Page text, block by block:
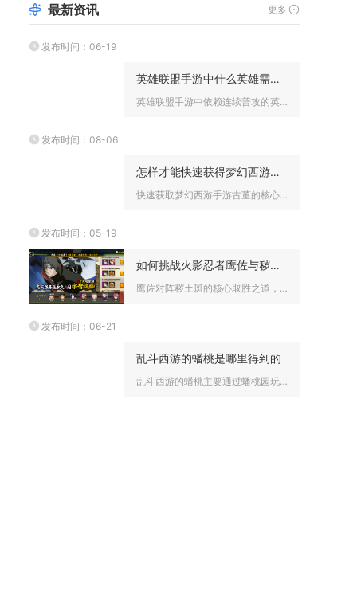
最新资讯 更多
发布时间：06-19
英雄联盟手游中什么英雄需要依赖连续普攻
英雄联盟手游中依赖连续普攻的英雄，核心是普攻触发被动、技能增...
发布时间：08-06
怎样才能快速获得梦幻西游手游的古董
快速获取梦幻西游手游古董的核心是优先提升考古等级、低成本获取...
发布时间：05-19
如何挑战火影忍者鹰佐与秽土斑之间的对决
鹰佐对阵秽土斑的核心取胜之道，在于用无敌帧与组合技破解其远程...
发布时间：06-21
乱斗西游的蟠桃是哪里得到的
乱斗西游的蟠桃主要通过蟠桃园玩法、蟠桃训练师活动、修罗血战商...